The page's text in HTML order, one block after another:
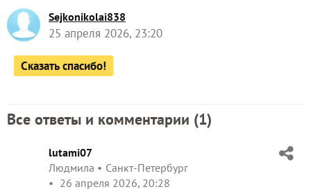
Sejkonikolai838
25 апреля 2026, 23:20
Сказать спасибо!
Все ответы и комментарии (1)
lutami07
Людмила
Санкт-Петербург
26 апреля 2026, 20:28